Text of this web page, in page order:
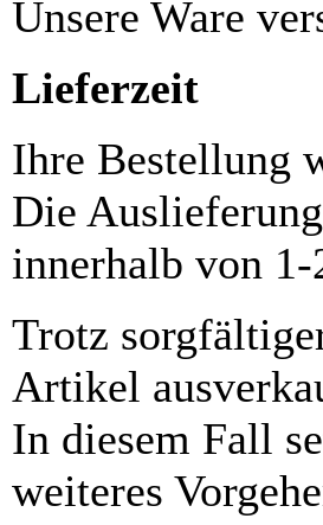
Unsere Ware
Lieferzeit
Ihre Bestellung
Die
innerhalb von
Trotz
Artikel
In diesem Fall
weiteres